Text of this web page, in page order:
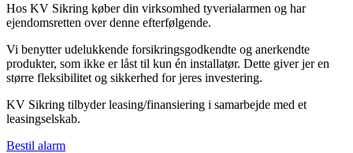
Hos KV Sikring køber din virksomhed tyverialarmen og har
ejendomsretten over denne efterfølgende.
Vi benytter udelukkende forsikringsgodkendte og anerkendte
produkter, som ikke er låst til kun én installatør. Dette giver jer en
større fleksibilitet og sikkerhed for jeres investering.
KV Sikring tilbyder leasing/finansiering i samarbejde med et
leasingselskab.
Bestil alarm